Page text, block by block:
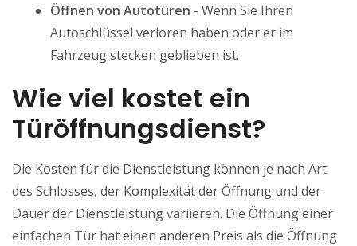
Öffnen von Autotüren - Wenn Sie Ihren
Autoschlüssel verloren haben oder er im
Fahrzeug stecken geblieben ist.
Wie viel kostet ein
Türöffnungsdienst?
Die Kosten für die Dienstleistung können je nach Art
des Schlosses, der Komplexität der Öffnung und der
Dauer der Dienstleistung variieren. Die Öffnung einer
einfachen Tür hat einen anderen Preis als die Öffnung